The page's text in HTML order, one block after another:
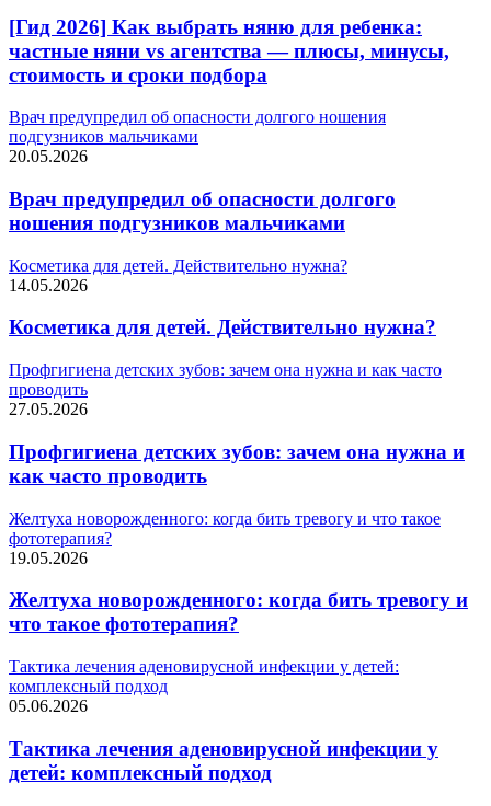
[Гид 2026] Как выбрать няню для ребенка:
частные няни vs агентства — плюсы, минусы,
стоимость и сроки подбора
Врач предупредил об опасности долгого ношения
подгузников мальчиками
20.05.2026
Врач предупредил об опасности долгого
ношения подгузников мальчиками
Косметика для детей. Действительно нужна?
14.05.2026
Косметика для детей. Действительно нужна?
Профгигиена детских зубов: зачем она нужна и как часто
проводить
27.05.2026
Профгигиена детских зубов: зачем она нужна и
как часто проводить
Желтуха новорожденного: когда бить тревогу и что такое
фототерапия?
19.05.2026
Желтуха новорожденного: когда бить тревогу и
что такое фототерапия?
Тактика лечения аденовирусной инфекции у детей:
комплексный подход
05.06.2026
Тактика лечения аденовирусной инфекции у
детей: комплексный подход